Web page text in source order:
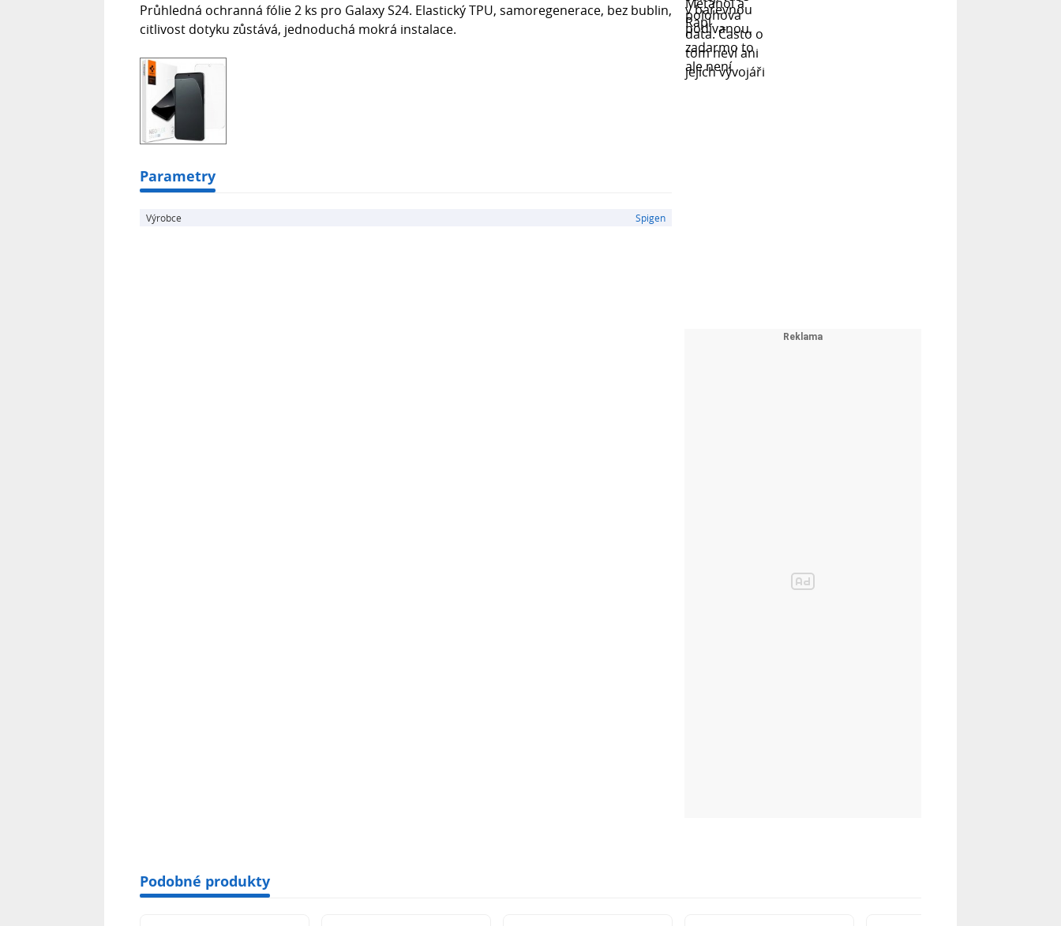
Průhledná ochranná fólie 2 ks pro Galaxy S24. Elastický TPU, samoregenerace, bez bublin,
citlivost dotyku zůstává, jednoduchá mokrá instalace.
Parametry
Výrobce Spigen
Podobné produkty